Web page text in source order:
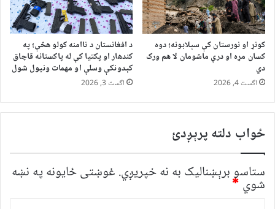
کونړ او نورستان کې سېلابونه؛ دوه
کسان مړه او درې ماشومان لا هم ورک
دي
اگست 4, 2026
د افغانستان د ناامنه کولو هڅې؛ په
کندهار او پکتیا کې له پاکستانه قاچاق
کېدونکې وسلې او مهمات ونیول شول
اگست 3, 2026
ځواب دلته پرېږدئ
ستاسو برېښناليک به نه خپريږي. غوښتى ځایونه په نښه
شوي *